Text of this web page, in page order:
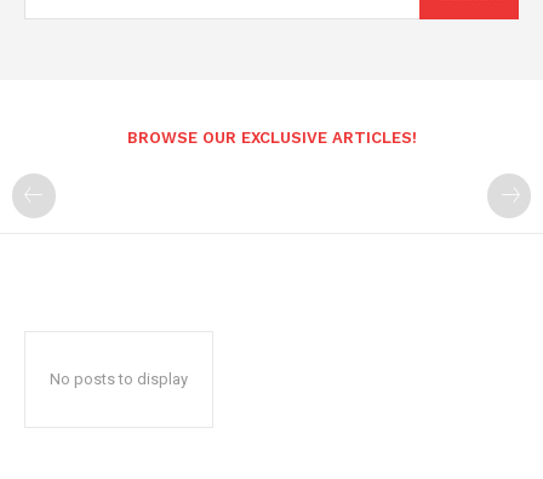
BROWSE OUR EXCLUSIVE ARTICLES!
No posts to display